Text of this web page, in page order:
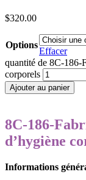
$320.00
Options
Effacer
quantité de 8C-186-
corporels
Ajouter au panier
8C-186-
d’hygiène
Informations